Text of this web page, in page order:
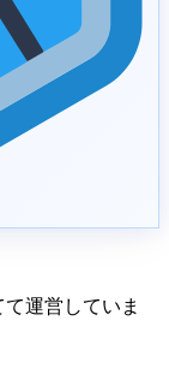
運営していま